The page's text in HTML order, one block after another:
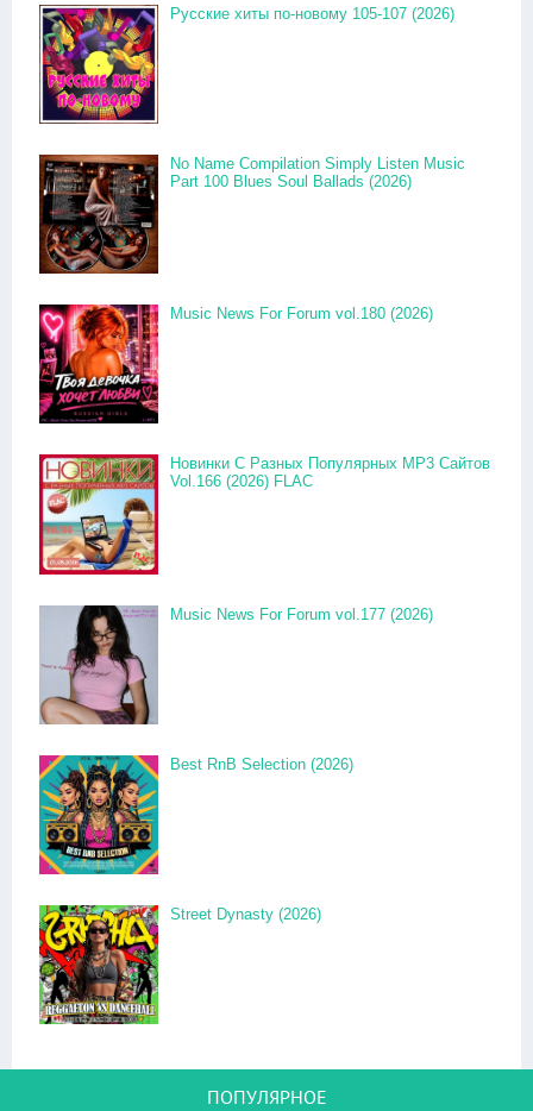
Русские хиты по-новому 105-107 (2026)
No Name Compilation Simply Listen Music
Part 100 Blues Soul Ballads (2026)
Music News For Forum vol.180 (2026)
Новинки С Разных Популярных MP3 Сайтов
Vol.166 (2026) FLAC
Music News For Forum vol.177 (2026)
Best RnB Selection (2026)
Street Dynasty (2026)
ПОПУЛЯРНОЕ